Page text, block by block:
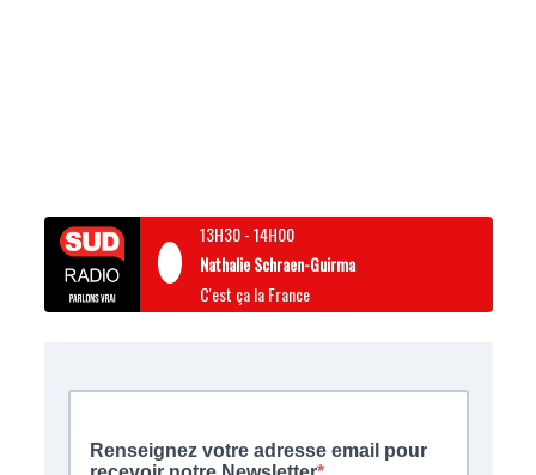
13H30-14H00
Nathalie Schraen-Guirma
C'est ça la France